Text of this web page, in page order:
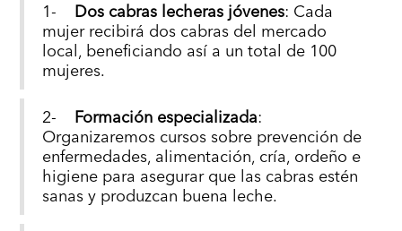
1- Dos cabras lecheras jóvenes: Cada
mujer recibirá dos cabras del mercado
local, beneficiando así a un total de 100
mujeres.
2- Formación especializada:
Organizaremos cursos sobre prevención de
enfermedades, alimentación, cría, ordeño e
higiene para asegurar que las cabras estén
sanas y produzcan buena leche.